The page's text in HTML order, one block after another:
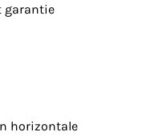
garantie
horizontale